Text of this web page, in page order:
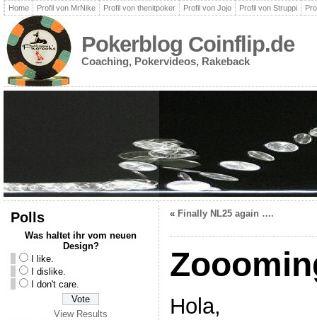
Home Profil von MrNike Profil von thenitpoker Profil von Jojo Profil von Struppi
Pokerblog Coinflip.de
Coaching, Pokervideos, Rakeback
Polls
Was haltet ihr vom neuen
Design?
I like.
I dislike.
I don't care.
View Results
« Finally NL25 again ….
Hola,